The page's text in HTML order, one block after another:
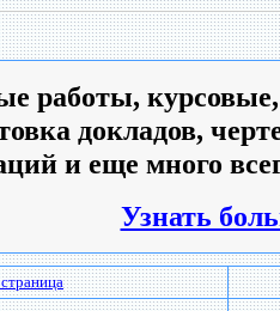
работы,
докладов,
и еще много
Узнать